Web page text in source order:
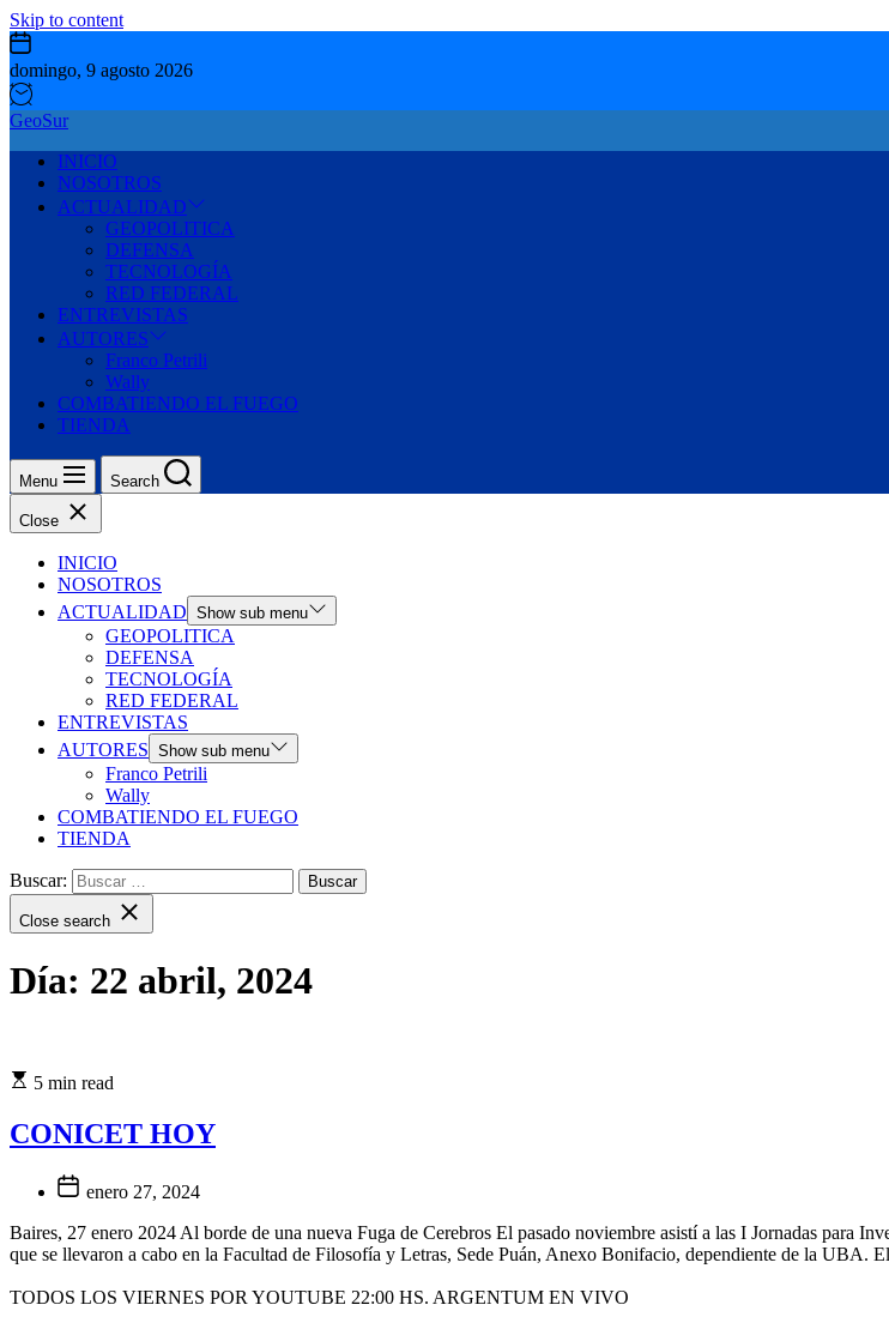
Skip to content
domingo, 9 agosto 2026
GeoSur
INICIO
NOSOTROS
ACTUALIDAD
GEOPOLITICA
DEFENSA
TECNOLOGÍA
RED FEDERAL
ENTREVISTAS
AUTORES
Franco Petrili
Wally
COMBATIENDO EL FUEGO
TIENDA
Menu Search
Close
INICIO
NOSOTROS
ACTUALIDAD Show sub menu
GEOPOLITICA
DEFENSA
TECNOLOGÍA
RED FEDERAL
ENTREVISTAS
AUTORES Show sub menu
Franco Petrili
Wally
COMBATIENDO EL FUEGO
TIENDA
Buscar:
Close search
Día: 22 abril, 2024
5 min read
CONICET HOY
enero 27, 2024
Baires, 27 enero 2024 Al borde de una nueva Fuga de Cerebros El pasado noviembre asistí a las I Jornadas para
que se llevaron a cabo en la Facultad de Filosofía y Letras, Sede Puán, Anexo Bonifacio, dependiente de la UBA.
TODOS LOS VIERNES POR YOUTUBE 22:00 HS. ARGENTUM EN VIVO